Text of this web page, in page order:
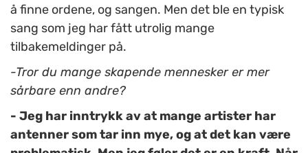
å finne ordene, og sangen. Men det ble en typisk
sang som jeg har fått utrolig mange
tilbakemeldinger på.
-Tror du mange skapende mennesker er mer
sårbare enn andre?
- Jeg har inntrykk av at mange artister har
antenner som tar inn mye, og at det kan være